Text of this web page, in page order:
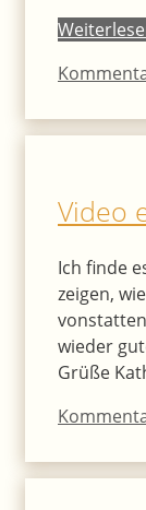
Video
Ich finde
zeigen,
wieder
Grüße